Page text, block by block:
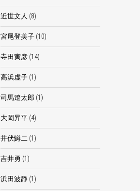
近世文人 (8)
宮尾登美子(10)
寺田寅彦(14)
高浜虚子(1)
司馬遼太郎 (1)
大岡昇平(4)
井伏鱒二 (1)
吉井勇 (1)
浜田波静(1)